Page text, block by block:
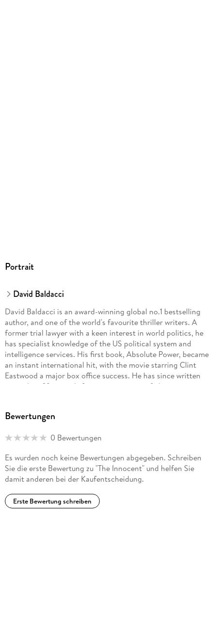
Portrait
David Baldacci
David Baldacci is an award-winning global no.1 bestselling
author, and one of the world's favourite thriller writers. A
former trial lawyer with a keen interest in world politics, he
has specialist knowledge of the US political system and
intelligence services. His first book, Absolute Power, became
an instant international hit, with the movie starring Clint
Eastwood a major box office success. He has since written
more than fifty novels featuring a variety of characters
wife, of the Wish You Well Foundation, a non-profit
the US.
Killer twists. Heroes to believe in. Trust Baldacci.
Bewertungen
0 Bewertungen
Es wurden noch keine Bewertungen abgegeben. Schreiben
Sie die erste Bewertung zu "The Innocent" und helfen Sie
damit anderen bei der Kaufentscheidung.
Erste Bewertung schreiben